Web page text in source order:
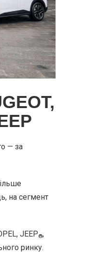
— за
на сегмент
JEEP®,
ринку.